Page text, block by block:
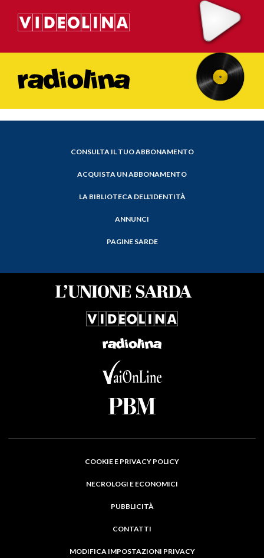
CONSULTA IL TUO ABBONAMENTO
ACQUISTA UN ABBONAMENTO
LA BIBLIOTECA DELL'IDENTITÀ
ANNUNCI
PAGINE SARDE
COOKIE E PRIVACY POLICY
NECROLOGI E ECONOMICI
PUBBLICITÀ
CONTATTI
MODIFICA IMPOSTAZIONI PRIVACY